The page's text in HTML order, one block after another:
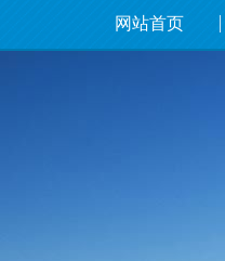
网站首页